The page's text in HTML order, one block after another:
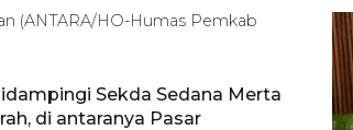
(ANTARA/HO-Humas Pemkab
Sekda Sedana Merta
di antaranya Pasar